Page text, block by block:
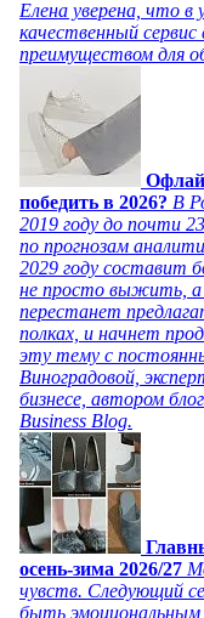
Елена уверена, что в
качественный
преимуществом для
победить в 2026? В
2019 году до почти
по прогнозам
2029 году составит
не просто выжить, а
перестанет
полках, и начнет
эту тему с
Виноградовой,
бизнесе, автором
Business Blog.
осень-зима 2026/27
чувств. Следующий
быть